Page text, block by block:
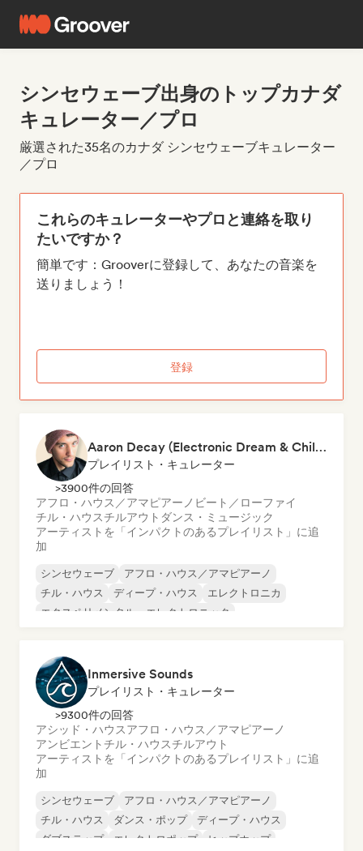
シンセウェーブ出身のトップカナダ
キュレーター／プロ
厳選された35名のカナダ シンセウェーブキュレーター
／プロ
これらのキュレーターやプロと連絡を取り
たいですか？
簡単です：Grooverに登録して、あなたの音楽を
送りましょう！
登録
Aaron Decay (Electronic Dream & Chill Electronic Dream playlists)
プレイリスト・キュレーター
>3900件の回答
アフロ・ハウス／アマピアーノ ビート／ローファイ
チル・ハウスチルアウト ダンス・ミュージック
アーティストを「インパクトのあるプレイリスト」に追
加
シンセウェーブ
アフロ・ハウス／アマピアーノ
チル・ハウス
ディープ・ハウス
エレクトロニカ
エクスペリメンタル・エレクトロニック
Inmersive Sounds
プレイリスト・キュレーター
>9300件の回答
アシッド・ハウスアフロ・ハウス／アマピアーノ
アンビエント チル・ハウスチルアウト
アーティストを「インパクトのあるプレイリスト」に追
加
シンセウェーブ
アフロ・ハウス／アマピアーノ
チル・ハウス
ダンス・ポップ
ディープ・ハウス
ダブステップ
エレクトロポップ ヒップホップ